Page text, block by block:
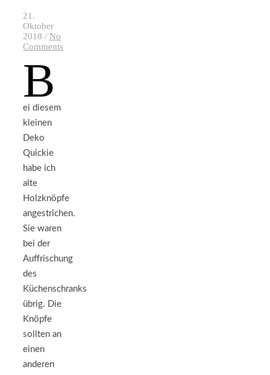
21.
Oktober
2018 / No
Comments
B
ei diesem
kleinen
Deko
Quickie
habe ich
alte
Holzknöpfe
angestrichen.
Sie waren
bei der
Auffrischung
des
Küchenschranks
übrig. Die
Knöpfe
sollten an
einen
anderen